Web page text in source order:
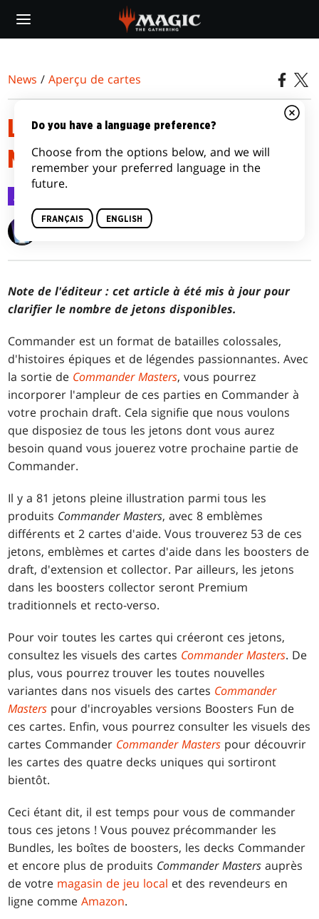
main
News /Aperçu de cartes
LES JETONS DE COMMANDER
MASTERS
Aperçu de cartes
Wizards of the Coast
Note de l'éditeur : cet article à été mis à jour pour
clarifier le nombre de jetons disponibles.
Commander est un format de batailles colossales,
d'histoires épiques et de légendes passionnantes. Avec
la sortie de Commander Masters, vous pourrez
incorporer l'ampleur de ces parties en Commander à
votre prochain draft. Cela signifie que nous voulons
que disposiez de tous les jetons dont vous aurez
besoin quand vous jouerez votre prochaine partie de
Commander.
Il y a 81 jetons pleine illustration parmi tous les
produits Commander Masters, avec 8 emblèmes
différents et 2 cartes d'aide. Vous trouverez 53 de ces
jetons, emblèmes et cartes d'aide dans les boosters de
draft, d'extension et collector. Par ailleurs, les jetons
dans les boosters collector seront Premium
traditionnels et recto-verso.
Pour voir toutes les cartes qui créeront ces jetons,
consultez les visuels des cartes Commander Masters. De
plus, vous pourrez trouver les toutes nouvelles
variantes dans nos visuels des cartes Commander
Masters pour d'incroyables versions Boosters Fun de
ces cartes. Enfin, vous pourrez consulter les visuels des
cartes Commander Commander Masters pour découvrir
les cartes des quatre decks uniques qui sortiront
bientôt.
Ceci étant dit, il est temps pour vous de commander
tous ces jetons ! Vous pouvez précommander les
Bundles, les boîtes de boosters, les decks Commander
et encore plus de produits Commander Masters auprès
de votre magasin de jeu local et des revendeurs en
ligne commeAmazon.
Do you have a language preference?
Choose from the options below, and we will
remember your preferred language in the
future.
FRANÇAIS ENGLISH